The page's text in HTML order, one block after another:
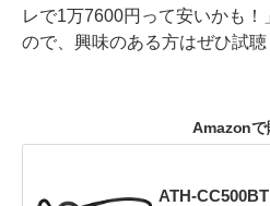
レで1万7600円って安いかも
ので、興味のある方はぜひ試
Amazonで
ATH-CC500BT